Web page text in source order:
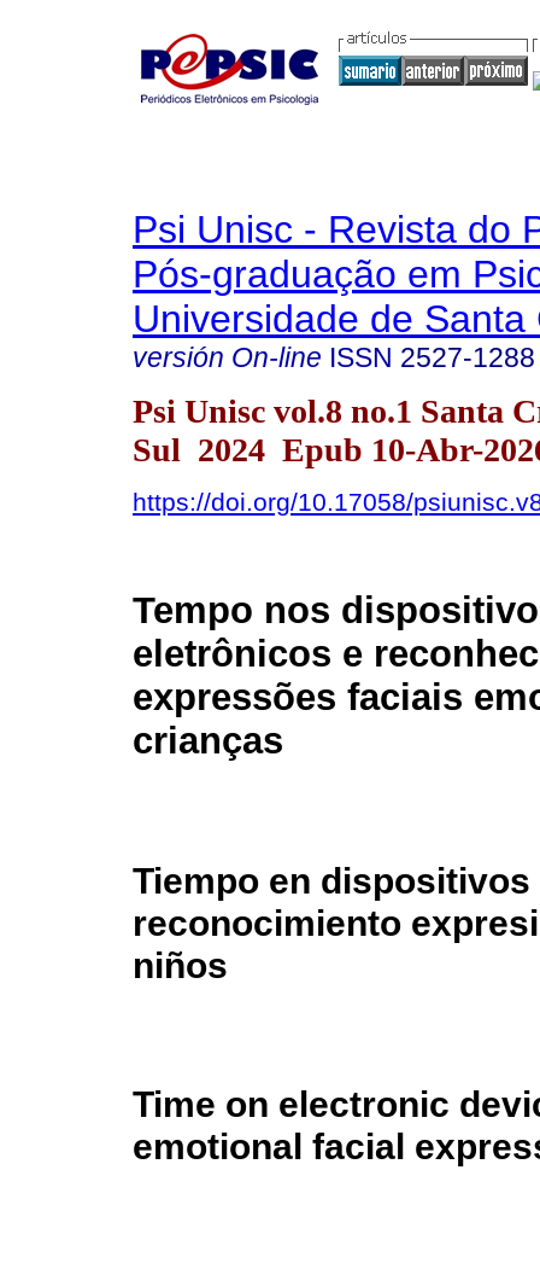
Psi Unisc - Revista do
Pós-graduação em
Universidade de Santa
versión On-line ISSN 2527-1288
Psi Unisc vol.8 no.1 Santa
Sul 2024 Epub 10-Abr-
https://doi.org/10.17058/
Tempo nos
eletrônicos e
expressões faciais
crianças
Tiempo en
reconocimiento
niños
Time on electronic
emotional facial